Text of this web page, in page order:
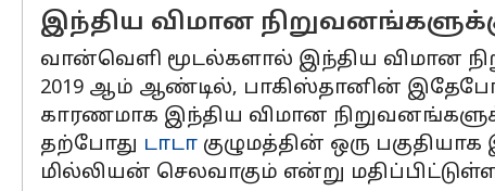
இந்திய விமான
வான்வெளி மூடல்களால் இந்திய விமான
2019 ஆம் ஆண்டில், பாகிஸ்தானின்
காரணமாக இந்திய விமான
தற்போது டாடா குழுமத்தின் ஒரு
மில்லியன் செலவாகும் என்று